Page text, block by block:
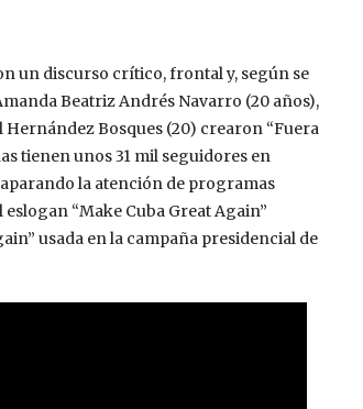
un discurso crítico, frontal y, según se
Beatriz Andrés Navarro (20 años),
Bosques (20) crearon “Fuera
tienen unos 31 mil seguidores en
la atención de programas
“Make Cuba Great Again”
usada en la campaña presidencial de